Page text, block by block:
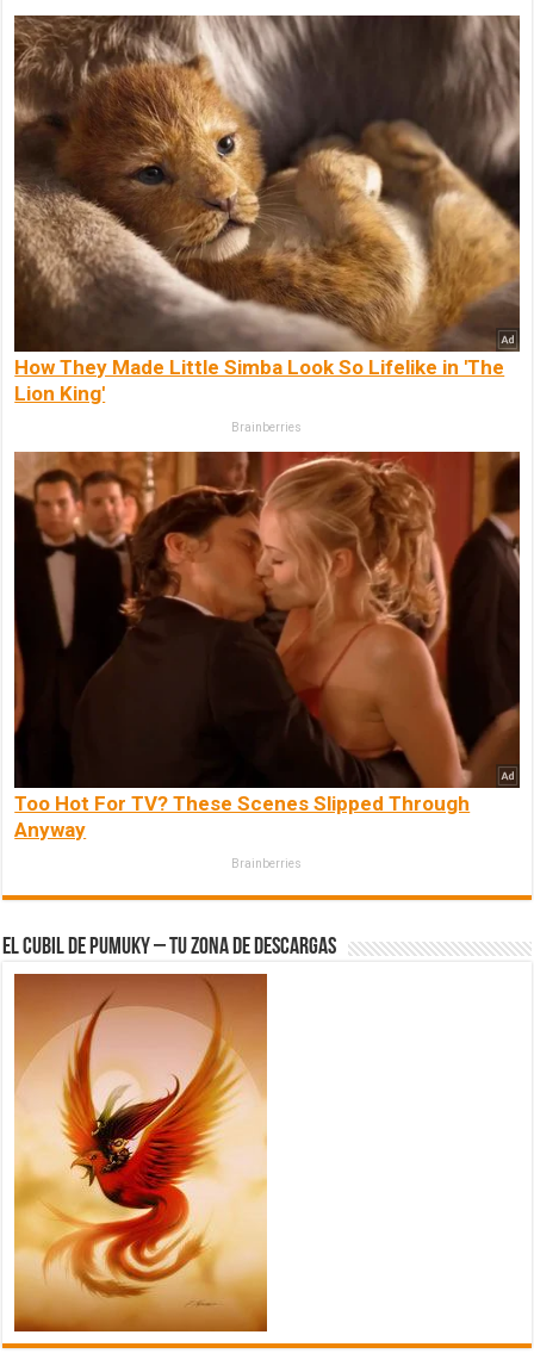
How They Made Little Simba Look So Lifelike in 'The
Lion King'
Brainberries
Too Hot For TV? These Scenes Slipped Through
Anyway
Brainberries
El Cubil de Pumuky – Tu zona de Descargas